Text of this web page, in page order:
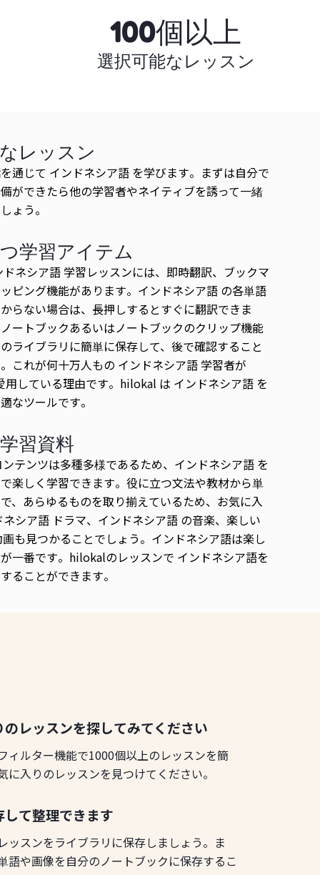
100個以上
選択可能なレッスン
レッスン
通じて インドネシア語 を学びます。まずは自分で
ができたら他の学習者やネイティブを誘って一緒
ょう。
学習アイテム
ネシア語 学習レッスンには、即時翻訳、ブックマ
ピング機能があります。インドネシア語 の各単語
らない場合は、長押しするとすぐに翻訳できま
ートブックあるいはノートブックのクリップ機能
ライブラリに簡単に保存して、後で確認すること
これが何十万人もの インドネシア語 学習者が
している理由です。hilokal は インドネシア語 を
なツールです。
習資料
テンツは多種多様であるため、インドネシア語 を
楽しく学習できます。役に立つ文法や教材から単
、あらゆるものを取り揃えているため、お気に入
シア語 ドラマ、インドネシア語 の音楽、楽しい
も見つかることでしょう。インドネシア語は楽し
一番です。hilokalのレッスンで インドネシア語を
ることができます。
レッスンを探してみてください
ィルター機能で1000個以上のレッスンを簡
に入りのレッスンを見つけてください。
て整理できます
ッスンをライブラリに保存しましょう。ま
語や画像を自分のノートブックに保存するこ